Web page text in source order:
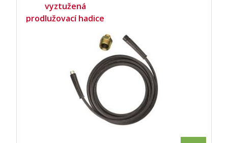
vyztužená
prodlužovací hadice